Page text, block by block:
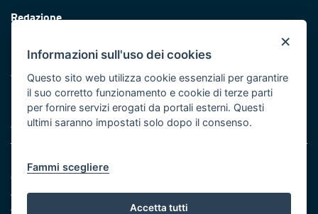
Redazione
Protezione civile
Vai al sito di Protezione Civile Puglia
Iniziativa finanziata con risorse del POR Puglia 2014/2020 -
Asse XI
Note legali
Cookie e privacy
Amministrazione trasparente
Atti di notifica
×
Informazioni sull'uso dei cookies
Questo sito web utilizza cookie essenziali per garantire
il suo corretto funzionamento e cookie di terze parti
per fornire servizi erogati da portali esterni. Questi
ultimi saranno impostati solo dopo il consenso.
Fammi scegliere
Accetta tutti